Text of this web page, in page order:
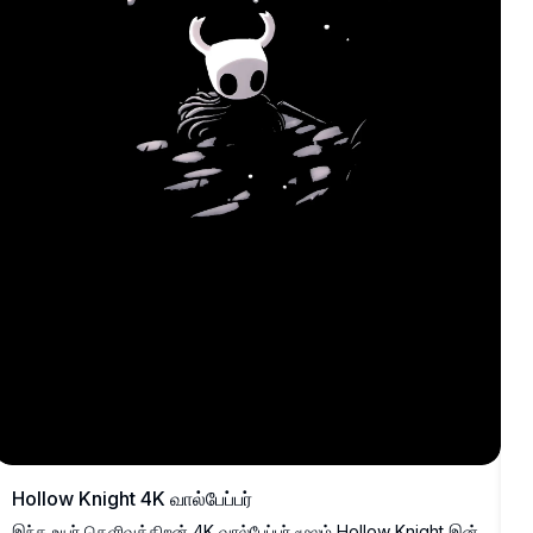
Hollow Knight 4K வால்பேப்பர்